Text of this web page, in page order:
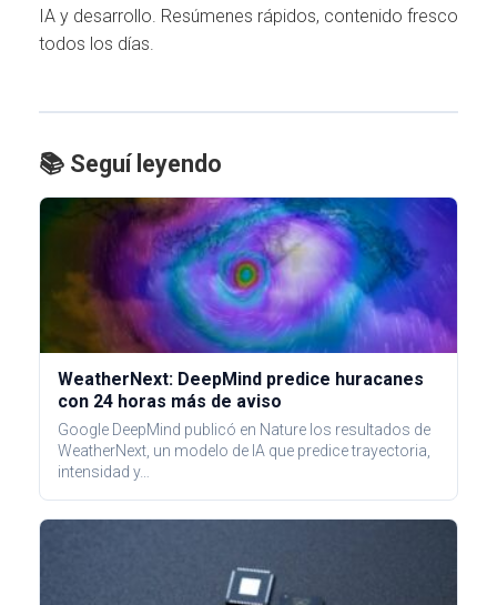
IA y desarrollo. Resúmenes rápidos, contenido fresco
todos los días.
📚 Seguí leyendo
WeatherNext: DeepMind predice huracanes
con 24 horas más de aviso
Google DeepMind publicó en Nature los resultados de
WeatherNext, un modelo de IA que predice trayectoria,
intensidad y…